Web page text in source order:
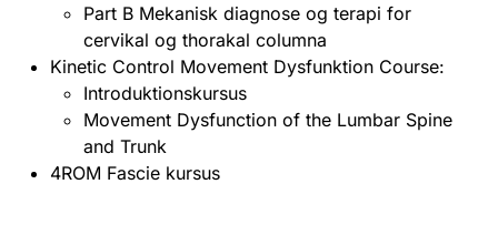
Part B Mekanisk diagnose og terapi for
cervikal og thorakal columna
Kinetic Control Movement Dysfunktion Course:
Introduktionskursus
Movement Dysfunction of the Lumbar Spine
and Trunk
4ROM Fascie kursus